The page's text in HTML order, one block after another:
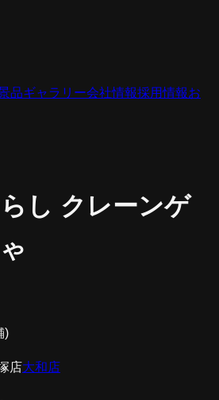
品ギャラリー会社情報採用情報お
し クレーンゲ
)
店大和店